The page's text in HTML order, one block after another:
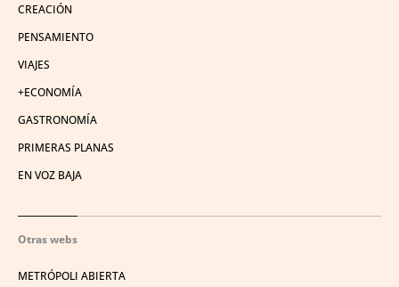
CREACIÓN
PENSAMIENTO
VIAJES
+ECONOMÍA
GASTRONOMÍA
PRIMERAS PLANAS
EN VOZ BAJA
Otras webs
METRÓPOLI ABIERTA